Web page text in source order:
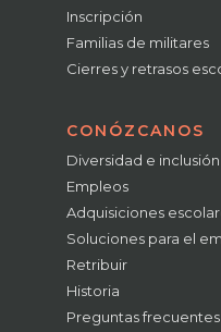
Inscripción
Familias de militares
Cierres y retrasos
CONÓZCANOS
Diversidad e inclusión
Empleos
Adquisiciones
Soluciones para el
Retribuir
Historia
Preguntas frecuentes